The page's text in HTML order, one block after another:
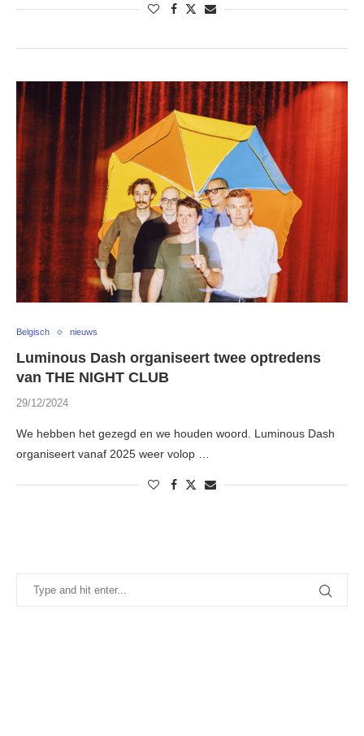
Belgisch nieuws
Luminous Dash organiseert twee optredens
van THE NIGHT CLUB
29/12/2024
We hebben het gezegd en we houden woord. Luminous Dash
organiseert vanaf 2025 weer volop …